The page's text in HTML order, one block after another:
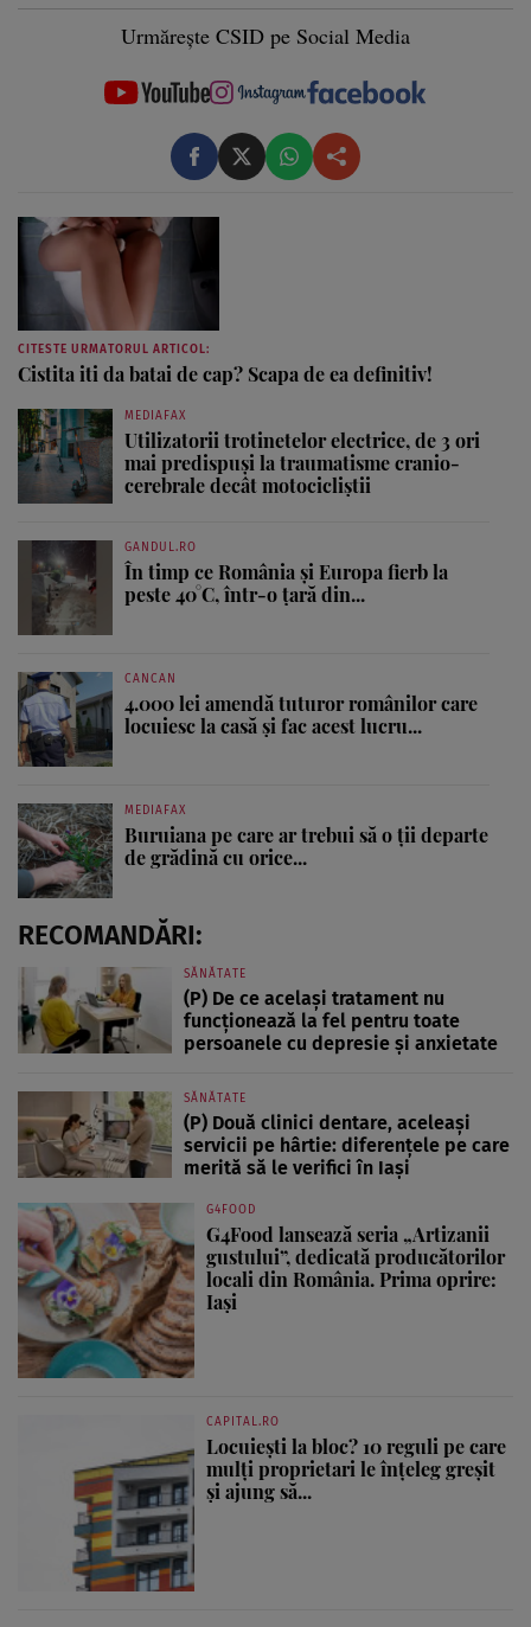
Urmărește CSID pe Social Media
CITESTE URMATORUL ARTICOL:
Cistita iti da batai de cap? Scapa de ea definitiv!
MEDIAFAX
Utilizatorii trotinetelor electrice, de 3 ori
mai predispuși la traumatisme cranio-
cerebrale decât motocicliștii
GANDUL.RO
În timp ce România și Europa fierb la
peste 40°C, într-o țară din...
CANCAN
4.000 lei amendă tuturor românilor care
locuiesc la casă și fac acest lucru...
MEDIAFAX
Buruiana pe care ar trebui să o ții departe
de grădină cu orice...
RECOMANDĂRI:
SĂNĂTATE
(P) De ce același tratament nu
funcționează la fel pentru toate
persoanele cu depresie și anxietate
SĂNĂTATE
(P) Două clinici dentare, aceleași
servicii pe hârtie: diferențele pe care
merită să le verifici în Iași
G4FOOD
G4Food lansează seria „Artizanii
gustului”, dedicată producătorilor
locali din România. Prima oprire:
Iași
CAPITAL.RO
Locuiești la bloc? 10 reguli pe care
mulți proprietari le înțeleg greșit
și ajung să...